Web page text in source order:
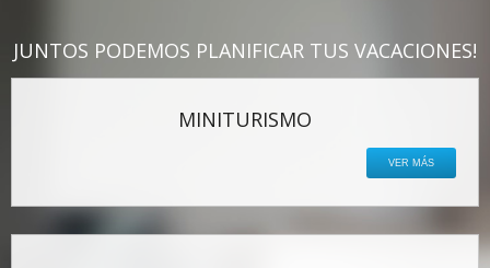
JUNTOS PODEMOS PLANIFICAR TUS VACACIONES!
MINITURISMO
VER MÁS